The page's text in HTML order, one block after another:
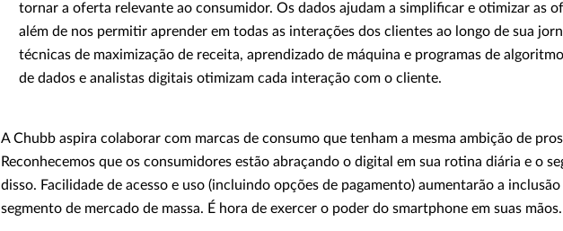
tornar a oferta relevante ao consumidor. Os dados ajudam a simplificar e otimizar as
além de nos permitir aprender em todas as interações dos clientes ao longo de sua
técnicas de maximização de receita, aprendizado de máquina e programas de
de dados e analistas digitais otimizam cada interação com o cliente.
A Chubb aspira colaborar com marcas de consumo que tenham a mesma ambição de
Reconhecemos que os consumidores estão abraçando o digital em sua rotina diária e o
disso. Facilidade de acesso e uso (incluindo opções de pagamento) aumentarão a
segmento de mercado de massa. É hora de exercer o poder do smartphone em suas mãos.